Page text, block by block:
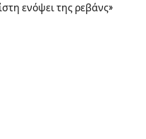
ενόψει της ρεβάνς»